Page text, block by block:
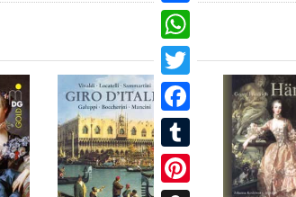
Share
WhatsApp
Twitter
Facebook
Tumblr